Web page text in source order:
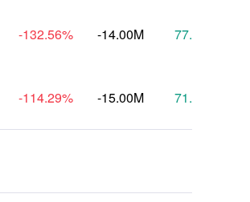
-132.56% -14.00M 77.65
-114.29% -15.00M 71.43